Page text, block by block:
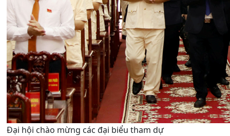
Đại hội chào mừng các đại biểu tham dự